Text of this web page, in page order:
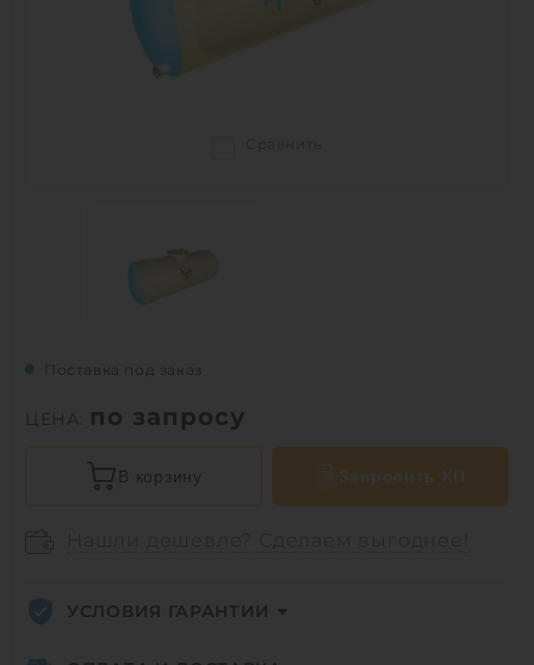
Поставка под заказ
ЦЕНА: по запросу
В корзину
УСЛОВИЯ ГАРАНТИИ